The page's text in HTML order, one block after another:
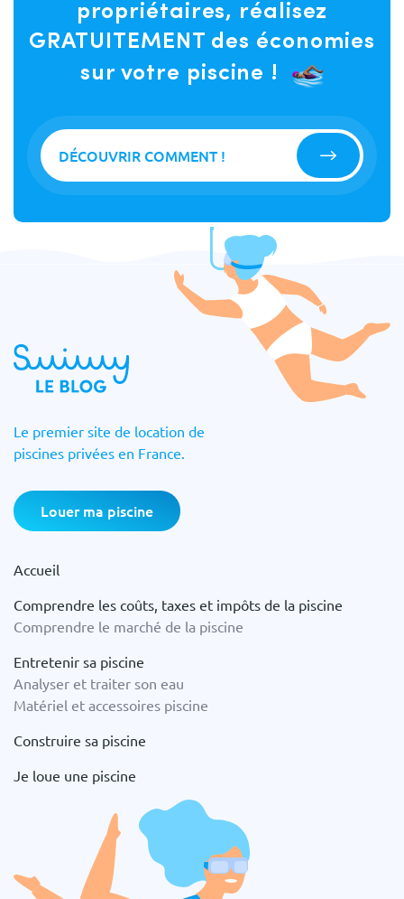
propriétaires, réalisez
GRATUITEMENT des économies
sur votre piscine !
DÉCOUVRIR COMMENT !
Le premier site de location de
piscines privées en France.
Louer ma piscine
Accueil
Comprendre les coûts, taxes et impôts de la piscine
Comprendre le marché de la piscine
Entretenir sa piscine
Analyser et traiter son eau
Matériel et accessoires piscine
Construire sa piscine
Je loue une piscine